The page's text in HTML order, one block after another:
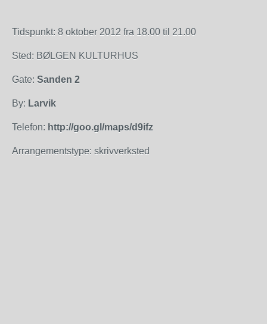
Tidspunkt: 8 oktober 2012 fra 18.00 til 21.00
Sted: BØLGEN KULTURHUS
Gate: Sanden 2
By: Larvik
Telefon: http://goo.gl/maps/d9ifz
Arrangementstype: skrivverksted